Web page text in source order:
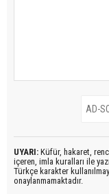
UYARI: Küfür, hakaret,
içeren, imla kuralları ile
Türkçe karakter
onaylanmamaktadır.